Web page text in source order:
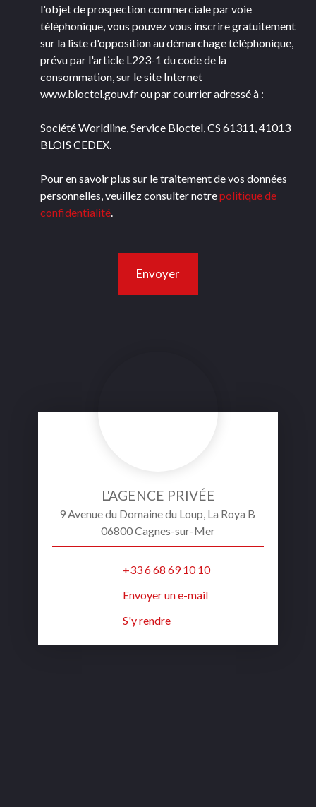
l'objet de prospection commerciale par voie
téléphonique, vous pouvez vous inscrire gratuitement
sur la liste d'opposition au démarchage téléphonique,
prévu par l'article L223-1 du code de la
consommation, sur le site Internet
www.bloctel.gouv.fr ou par courrier adressé à :
Société Worldline, Service Bloctel, CS 61311, 41013
BLOIS CEDEX.
Pour en savoir plus sur le traitement de vos données
personnelles, veuillez consulter notrepolitique de
confidentialité.
Envoyer
L'AGENCE PRIVÉE
9 Avenue du Domaine du Loup, La Roya B
06800 Cagnes-sur-Mer
+33 6 68 69 10 10
Envoyer un e-mail
S'y rendre